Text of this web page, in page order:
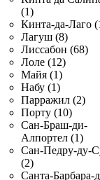
(1)
Кинта-да-Лаго
Лагуш (8)
Лиссабон (68)
Лоле (12)
Майя (1)
Набу (1)
Парражил (2)
Порту (10)
Сан-Браш-ди-
Алпортел (1)
Сан-Педру-ду-
(2)
Санта-Барбара-